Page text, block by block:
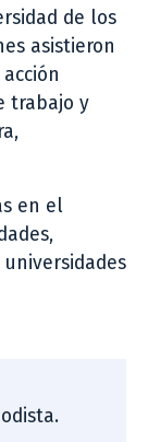
de los
asistieron
trabajo y
en el